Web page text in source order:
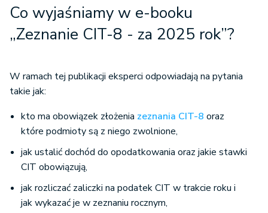
Co wyjaśniamy w e-booku
„Zeznanie CIT-8 - za 2025 rok”?
W ramach tej publikacji eksperci odpowiadają na pytania
takie jak:
kto ma obowiązek złożenia zeznania CIT-8 oraz
które podmioty są z niego zwolnione,
jak ustalić dochód do opodatkowania oraz jakie stawki
CIT obowiązują,
jak rozliczać zaliczki na podatek CIT w trakcie roku i
jak wykazać je w zeznaniu rocznym,